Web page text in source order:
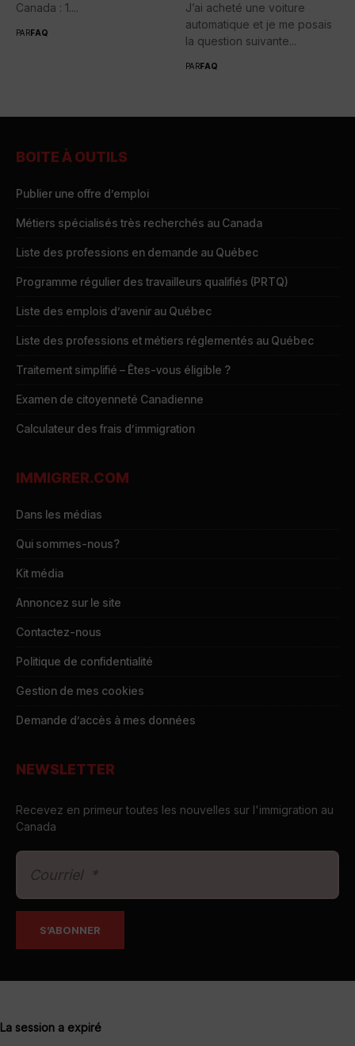
Canada : 1....
PARFAQ
J’ai acheté une voiture
automatique et je me posais
la question suivante...
PARFAQ
BOITE À OUTILS
Publier une offre d’emploi
Métiers spécialisés très recherchés au Canada
Liste des professions en demande au Québec
Programme régulier des travailleurs qualifiés (PRTQ)
Liste des emplois d’avenir au Québec
Liste des professions et métiers réglementés au Québec
Traitement simplifié – Êtes-vous éligible ?
Examen de citoyenneté Canadienne
Calculateur des frais d’immigration
IMMIGRER.COM
Dans les médias
Qui sommes-nous?
Kit média
Annoncez sur le site
Contactez-nous
Politique de confidentialité
Gestion de mes cookies
Demande d’accès à mes données
NEWSLETTER
Recevez en primeur toutes les nouvelles sur l'immigration au
Canada
La session a expiré